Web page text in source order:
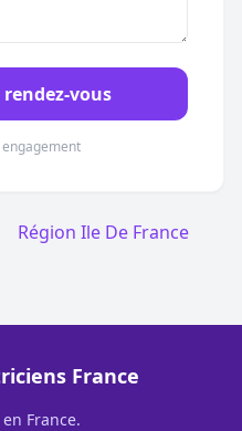
vous
Région Ile De France
France
France.